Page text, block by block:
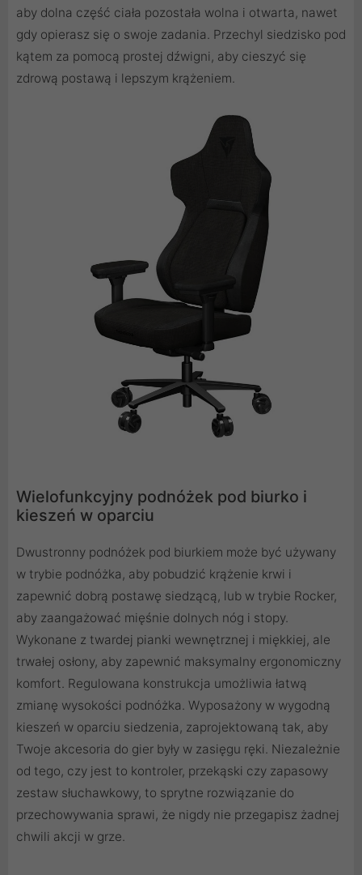
aby dolna część ciała pozostała wolna i otwarta, nawet
gdy opierasz się o swoje zadania. Przechyl siedzisko pod
kątem za pomocą prostej dźwigni, aby cieszyć się
zdrową postawą i lepszym krążeniem.
Wielofunkcyjny podnóżek pod biurko i
kieszeń w oparciu
Dwustronny podnóżek pod biurkiem może być używany
w trybie podnóżka, aby pobudzić krążenie krwi i
zapewnić dobrą postawę siedzącą, lub w trybie Rocker,
aby zaangażować mięśnie dolnych nóg i stopy.
Wykonane z twardej pianki wewnętrznej i miękkiej, ale
trwałej osłony, aby zapewnić maksymalny ergonomiczny
komfort. Regulowana konstrukcja umożliwia łatwą
zmianę wysokości podnóżka. Wyposażony w wygodną
kieszeń w oparciu siedzenia, zaprojektowaną tak, aby
Twoje akcesoria do gier były w zasięgu ręki. Niezależnie
od tego, czy jest to kontroler, przekąski czy zapasowy
zestaw słuchawkowy, to sprytne rozwiązanie do
przechowywania sprawi, że nigdy nie przegapisz żadnej
chwili akcji w grze.